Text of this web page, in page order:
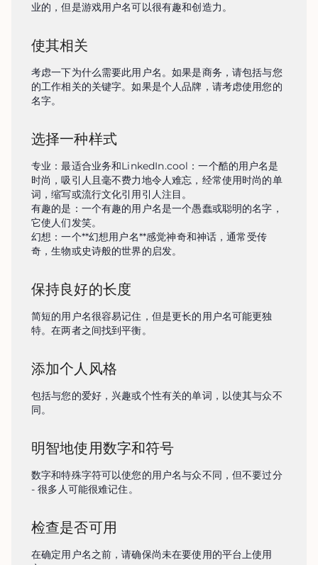
业的，但是游戏用户名可以很有趣和创造力。
使其相关
考虑一下为什么需要此用户名。如果是商务，请包括与您
的工作相关的关键字。如果是个人品牌，请考虑使用您的
名字。
选择一种样式
专业：最适合业务和LinkedIn.cool：一个酷的用户名是
时尚，吸引人且毫不费力地令人难忘，经常使用时尚的单
词，缩写或流行文化引用引人注目。
有趣的是：一个有趣的用户名是一个愚蠢或聪明的名字，
它使人们发笑。
幻想：一个**幻想用户名**感觉神奇和神话，通常受传
奇，生物或史诗般的世界的启发。
保持良好的长度
简短的用户名很容易记住，但是更长的用户名可能更独
特。在两者之间找到平衡。
添加个人风格
包括与您的爱好，兴趣或个性有关的单词，以使其与众不
同。
明智地使用数字和符号
数字和特殊字符可以使您的用户名与众不同，但不要过分
- 很多人可能很难记住。
检查是否可用
在确定用户名之前，请确保尚未在要使用的平台上使用